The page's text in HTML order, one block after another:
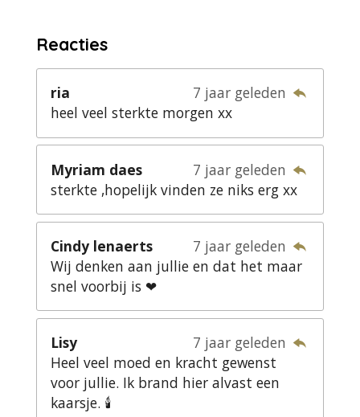
Reacties
ria
7 jaar geleden
heel veel sterkte morgen xx
Myriam daes
7 jaar geleden
sterkte ,hopelijk vinden ze niks erg xx
Cindy lenaerts
7 jaar geleden
Wij denken aan jullie en dat het maar
snel voorbij is ❤
Lisy
7 jaar geleden
Heel veel moed en kracht gewenst
voor jullie. Ik brand hier alvast een
kaarsje. 🕯